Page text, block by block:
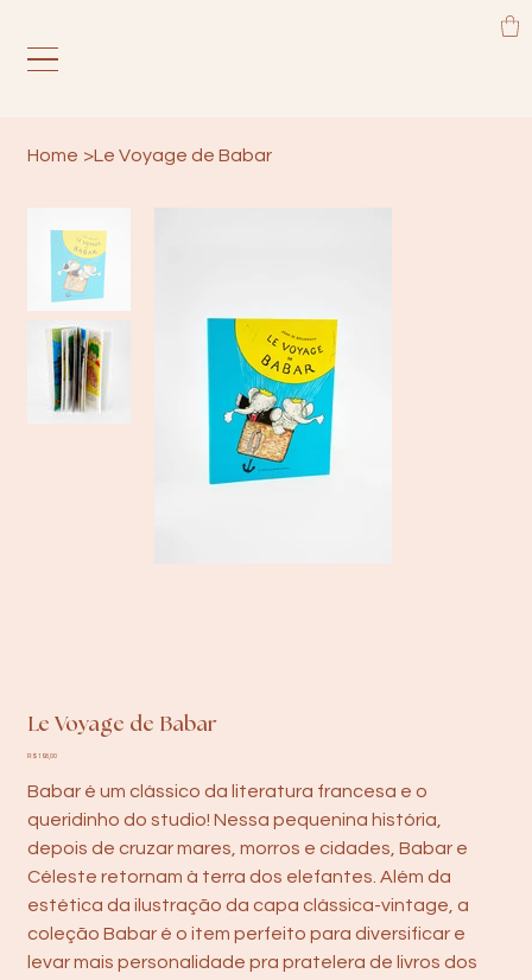
Home >Le Voyage de Babar
Le Voyage de Babar
Preço
R$ 198,00
Babar é um clássico da literatura francesa e o
queridinho do studio! Nessa pequenina história,
depois de cruzar mares, morros e cidades, Babar e
Céleste retornam à terra dos elefantes. Além da
estética da ilustração da capa clássica-vintage, a
coleção Babar é o item perfeito para diversificar e
levar mais personalidade pra pratelera de livros dos